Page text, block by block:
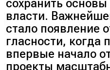
сохранить
власти.
стало появление
гласности, когда
впервые начало
проекты